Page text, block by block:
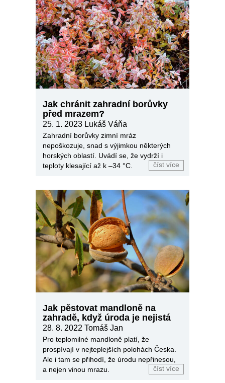
Jak chránit zahradní borůvky
před mrazem?
25. 1. 2023 Lukáš Váňa
Zahradní borůvky zimní mráz
nepoškozuje, snad s výjimkou některých
horských oblastí. Uvádí se, že vydrží i
teploty klesající až k –34 °C.
číst více
Jak pěstovat mandloně na
zahradě, když úroda je nejistá
28. 8. 2022 Tomáš Jan
Pro teplomilné mandloně platí, že
prospívají v nejteplejších polohách Česka.
Ale i tam se přihodí, že úrodu nepřinesou,
a nejen vinou mrazu.
číst více